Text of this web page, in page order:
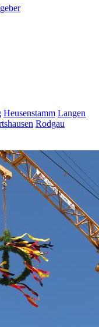
Heusenstamm Langen
Rodgau